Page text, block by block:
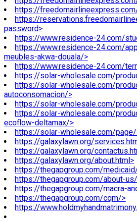
https://
https://
password>
https://www.residence-24.com/
https://www.residence-24.com/
meubles-akwa-douala/>
https://www.residence-24.com/
https://solar-wholesale.com/
https://solar-wholesale.com/
autoconsomacion/>
https://solar-wholesale.com/
https://solar-wholesale.com/
ecoflow-deltamax/>
https://solar-wholesale.com/
https://galaxylawn.org/
https://galaxylawn.org/
https://galaxylawn.org/about.html>
https://thegapgroup.com/
https://thegapgroup.com/about-
https://thegapgroup.com/macra-
https://thegapgroup.com/cqm/>
https://